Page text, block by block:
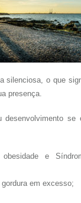
silenciosa, o que
presença.
desenvolvimento se
e
em excesso;